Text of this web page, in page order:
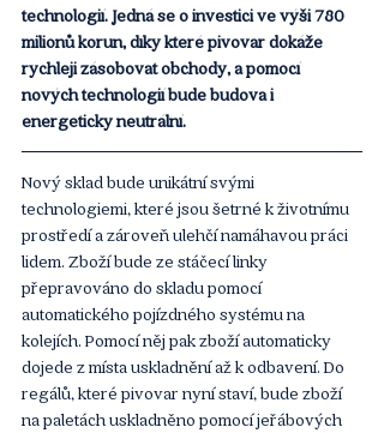
technologií. Jedná se o investici ve výši 780
milionů korun, díky které pivovar dokáže
rychleji zásobovat obchody, a pomocí
nových technologií bude budova i
energeticky neutrální.
Nový sklad bude unikátní svými
technologiemi, které jsou šetrné k životnímu
prostředí a zároveň ulehčí namáhavou práci
lidem. Zboží bude ze stáčecí linky
přepravováno do skladu pomocí
automatického pojízdného systému na
kolejích. Pomocí něj pak zboží automaticky
dojede z místa uskladnění až k odbavení. Do
regálů, které pivovar nyní staví, bude zboží
na paletách uskladněno pomocí jeřábových